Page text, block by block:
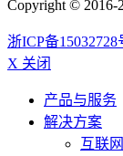
Copyright ©
浙ICP备15032728
X 关闭
产品与服务
解决方案
互联